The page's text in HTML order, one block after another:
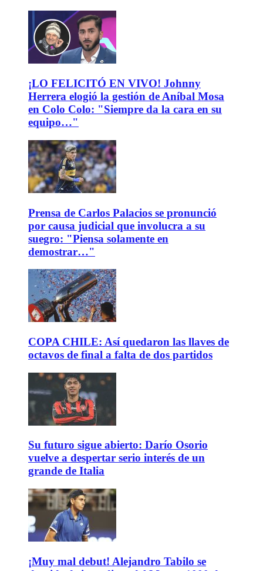
¡LO FELICITÓ EN VIVO! Johnny
Herrera elogió la gestión de Aníbal Mosa
en Colo Colo: "Siempre da la cara en su
equipo…"
Prensa de Carlos Palacios se pronunció
por causa judicial que involucra a su
suegro: "Piensa solamente en
demostrar…"
COPA CHILE: Así quedaron las llaves de
octavos de final a falta de dos partidos
Su futuro sigue abierto: Darío Osorio
vuelve a despertar serio interés de un
grande de Italia
¡Muy mal debut! Alejandro Tabilo se